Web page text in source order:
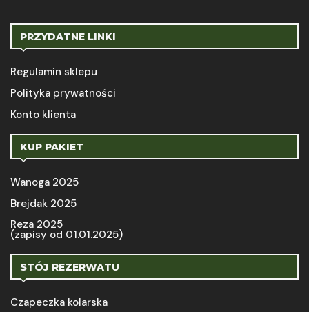
PRZYDATNE LINKI
Regulamin sklepu
Polityka prywatności
Konto klienta
KUP PAKIET
Wanoga 2025
Brejdak 2025
Reza 2025
(zapisy od 01.01.2025)
STÓJ REZERWATU
Czapeczka kolarska